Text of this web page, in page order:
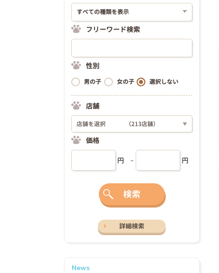
フリーワード検索
性別
男の子 女の子 選択しない
店舗
店舗を選択 （213店舗） ▼
価格
円 円
検索
詳細検索
News